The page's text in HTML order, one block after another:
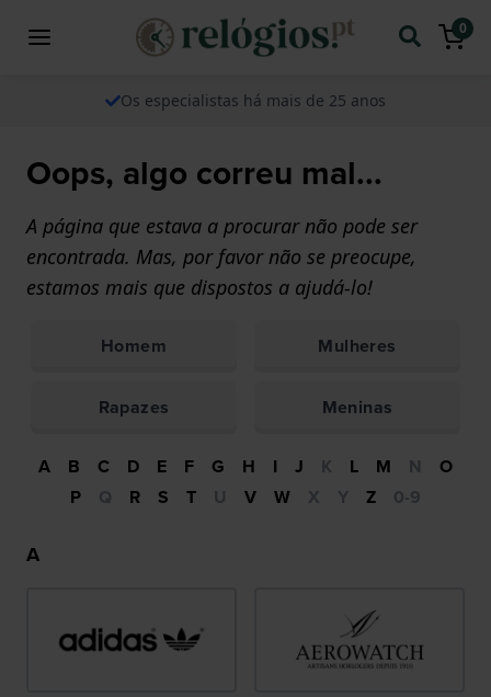
0
Os especialistas há mais de 25 anos
Oops, algo correu mal...
A página que estava a procurar não pode ser
encontrada. Mas, por favor não se preocupe,
estamos mais que dispostos a ajudá-lo!
Homem Mulheres
Rapazes Meninas
A B C D E F G H I J K L M N
O
P
Q R S T U V W X Y Z 0-9
A